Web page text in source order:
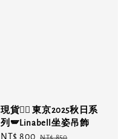
現貨❤️‍🔥 東京2025秋日系
列🪽Linabell坐姿吊飾
Sale
NT$ 800 Regular
NT$ 850